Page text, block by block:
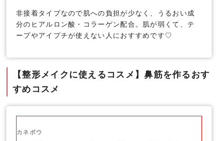
非接着タイプなので肌への負担が少なく、うるおい成
分のヒアルロン酸・コラーゲン配合。肌が弱くて、テ
ープやアイプチが使えない人におすすめです♡
【整形メイクに使えるコスメ】鼻筋を作るおす
すめコスメ
カネボウ